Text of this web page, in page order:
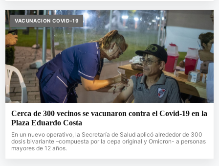
VACUNACION COVID-19
Cerca de 300 vecinos se vacunaron contra el Covid-19 en la
Plaza Eduardo Costa
En un nuevo operativo, la Secretaría de Salud aplicó alrededor de 300
dosis bivariante –compuesta por la cepa original y Omicron- a personas
mayores de 12 años.